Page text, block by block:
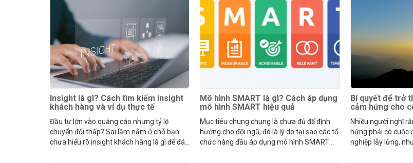
Insight là gì? Cách tìm kiếm insight
khách hàng và ví dụ thực tế
Đầu tư lớn vào quảng cáo nhưng tỷ lệ
chuyển đổi thấp? Sai lầm nằm ở chỗ bạn
chưa hiểu rõ insight khách hàng là gì để đáp
Mô hình SMART là gì? Cách áp dụng
mô hình SMART hiệu quả
Mục tiêu chung chung là chưa đủ để định
hướng cho đội ngũ, đó là lý do tại sao các tổ
chức hàng đầu áp dụng mô hình SMART
Bí quyết để trở
cảm hứng cho
Nhiều người nghĩ
hứng phải có cuộc
nghiệp lẫy lừng,